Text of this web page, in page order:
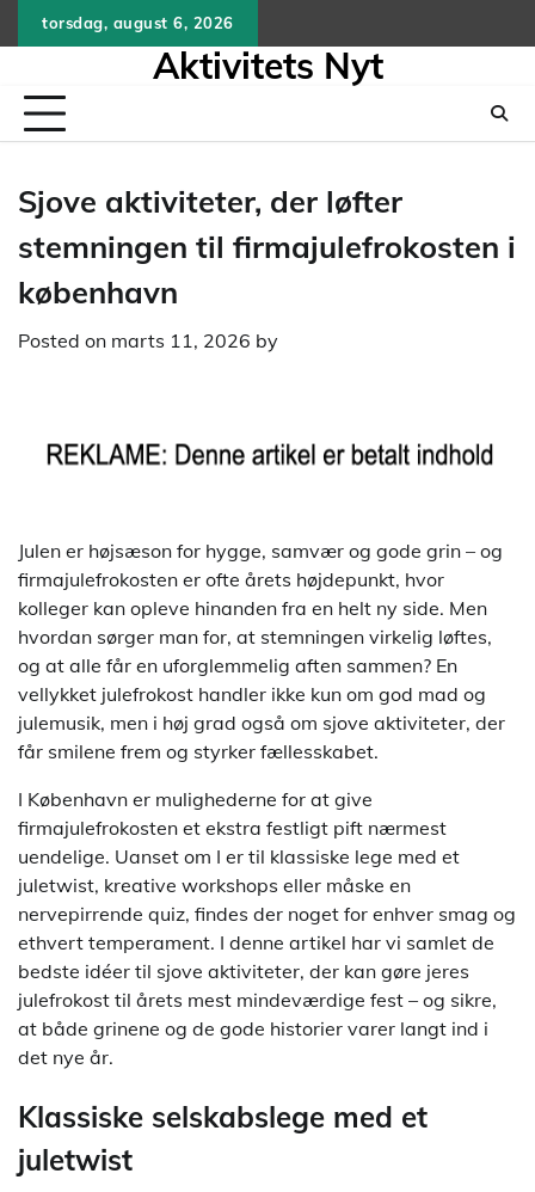
to
torsdag, august 6, 2026
Aktivitets Nyt
Sjove aktiviteter, der løfter
stemningen til firmajulefrokosten i
københavn
Posted on marts 11, 2026 by
Julen er højsæson for hygge, samvær og gode grin – og
firmajulefrokosten er ofte årets højdepunkt, hvor
kolleger kan opleve hinanden fra en helt ny side. Men
hvordan sørger man for, at stemningen virkelig løftes,
og at alle får en uforglemmelig aften sammen? En
vellykket julefrokost handler ikke kun om god mad og
julemusik, men i høj grad også om sjove aktiviteter, der
får smilene frem og styrker fællesskabet.
I København er mulighederne for at give
firmajulefrokosten et ekstra festligt pift nærmest
uendelige. Uanset om I er til klassiske lege med et
juletwist, kreative workshops eller måske en
nervepirrende quiz, findes der noget for enhver smag og
ethvert temperament. I denne artikel har vi samlet de
bedste idéer til sjove aktiviteter, der kan gøre jeres
julefrokost til årets mest mindeværdige fest – og sikre,
at både grinene og de gode historier varer langt ind i
det nye år.
Klassiske selskabslege med et
juletwist